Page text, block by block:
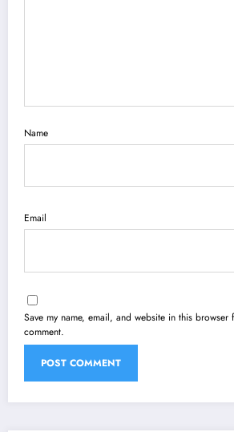
Name
Email
Save my name, email, and website in this browser
comment.